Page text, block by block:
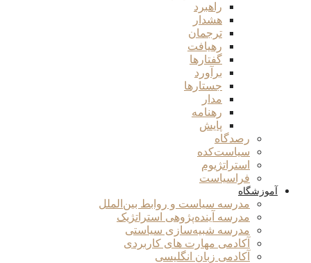
راهبرد
هشدار
ترجمان
رهیافت
گفتارها
برآورد
جستارها
مدار
رهنامه
پایش
رصدگاه
سیاست‌کده
استراتژیوم
فراسیاست
آموزشگاه
مدرسه سیاست و روابط بین‌الملل
مدرسه آینده‌پژوهی استراتژیک
مدرسه شبیه‌سازی سیاستی
آکادمی مهارت های کاربردی
آکادمی زبان انگلیسی